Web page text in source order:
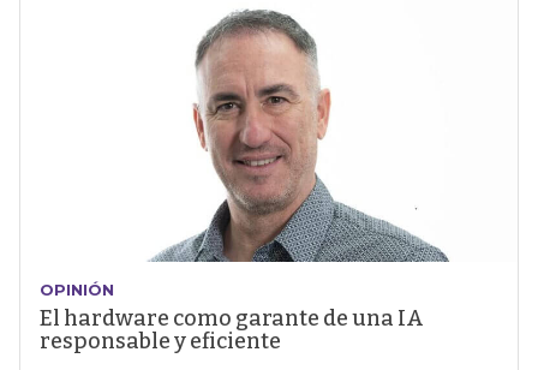
OPINIÓN
El hardware como garante de una IA
responsable y eficiente